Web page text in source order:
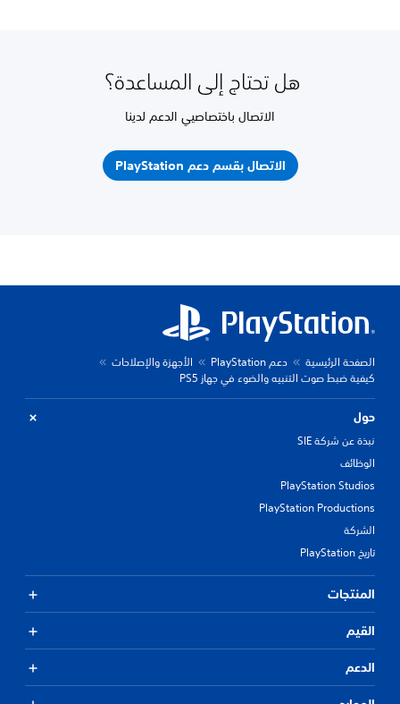
هل تحتاج إلى المساعدة؟
الاتصال باختصاصيي الدعم لدينا
الاتصال بقسم دعم PlayStation
الصفحة الرئيسية دعم PlayStation
الأجهزة والإصلاحات
كيفية ضبط صوت التنبيه والضوء في جهاز PS5
حول
نبذة عن شركة SIE
الوظائف
PlayStation Studios
PlayStation Productions
الشركة
تاريخ PlayStation
المنتجات
القيم
الدعم